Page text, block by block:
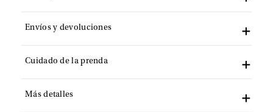
Envíos y devoluciones
Cuidado de la prenda
Más detalles